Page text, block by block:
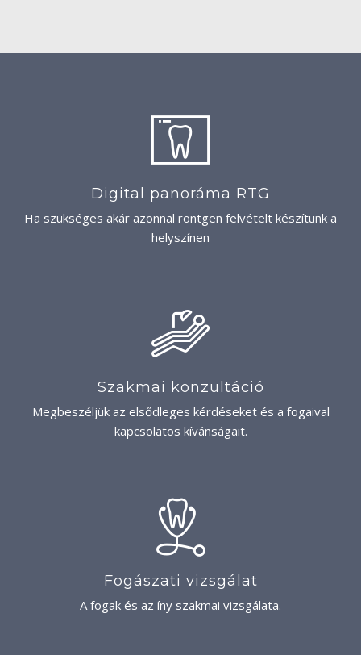
Digital panoráma RTG
Ha szükséges akár azonnal röntgen felvételt készítünk a
helyszínen
Szakmai konzultáció
Megbeszéljük az elsődleges kérdéseket és a fogaival
kapcsolatos kívánságait.
Fogászati vizsgálat
A fogak és az íny szakmai vizsgálata.